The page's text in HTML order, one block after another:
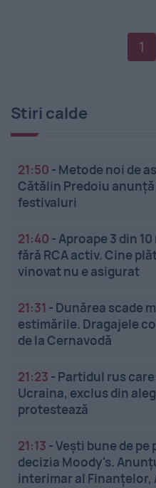
1
Stiri calde
21:50 - Metode noi de
Cătălin Predoiu
festivaluri
21:40 -Aproape 3 din
fără RCA activ. Cine
vinovat nu e asigurat
21:31 - Dunărea scade
estimările. Dragajele
de la Cernavodă
21:23 - Partidul rus
Ucraina, exclus din
protestează
21:13 -Vești bune de
decizia Moody's.
interimar al Finanțelor,